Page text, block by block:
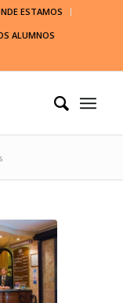
ESTAMOS
ALUMNOS